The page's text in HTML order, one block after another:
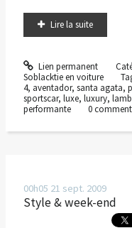
Lire la suite
Lien permanent
Soblacktie en voiture
4, aventador, santa agata,
sportscar, luxe, luxury,
performante
0
00h05 21 sept. 2009
Style & week-end